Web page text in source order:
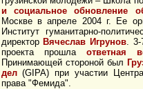
и социальное обновление
Москве в апреле 2004 г. Ее
Институт гуманитарно-
директорВячеслав Игрунов .
проекта прошла ответная
Принимающей стороной был
дел(GIPA) при участии
права "Фемида".